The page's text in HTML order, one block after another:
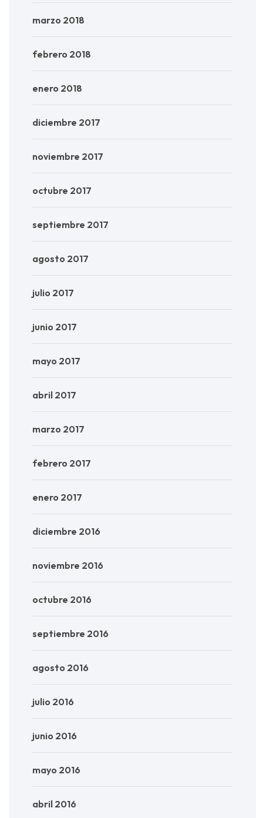
marzo 2018
febrero 2018
enero 2018
diciembre 2017
noviembre 2017
octubre 2017
septiembre 2017
agosto 2017
julio 2017
junio 2017
mayo 2017
abril 2017
marzo 2017
febrero 2017
enero 2017
diciembre 2016
noviembre 2016
octubre 2016
septiembre 2016
agosto 2016
julio 2016
junio 2016
mayo 2016
abril 2016